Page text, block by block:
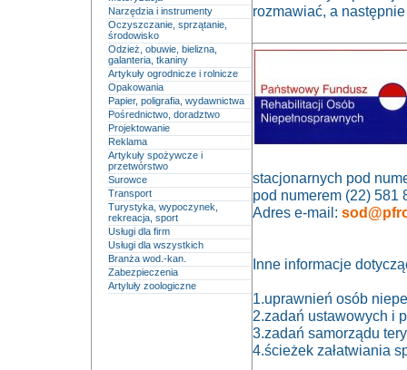
Narzędzia i instrumenty
Oczyszczanie, sprzątanie,
środowisko
Odzież, obuwie, bielizna,
galanteria, tkaniny
Artykuły ogrodnicze i rolnicze
Opakowania
Papier, poligrafia, wydawnictwa
Pośrednictwo, doradztwo
Projektowanie
Reklama
Artykuły spożywcze i
przetwórstwo
Surowce
Transport
Turystyka, wypoczynek,
rekreacja, sport
Usługi dla firm
Usługi dla wszystkich
Branża wod.-kan.
Zabezpieczenia
Artyluły zoologiczne
rozmawiać, a
stacjonarnych pod
pod numerem (22) 581
Adres e-mail:
Inne informacje
1.uprawnień osób
2.zadań ustawowych i
3.zadań samorządu
4.ścieżek załatwiania